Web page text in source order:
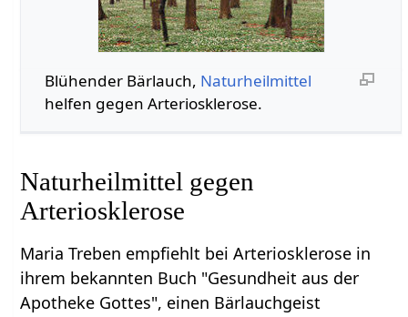
Blühender Bärlauch, Naturheilmittel
helfen gegen Arteriosklerose.
Naturheilmittel gegen
Arteriosklerose
Maria Treben empfiehlt bei Arteriosklerose in
ihrem bekannten Buch "Gesundheit aus der
Apotheke Gottes", einen Bärlauchgeist